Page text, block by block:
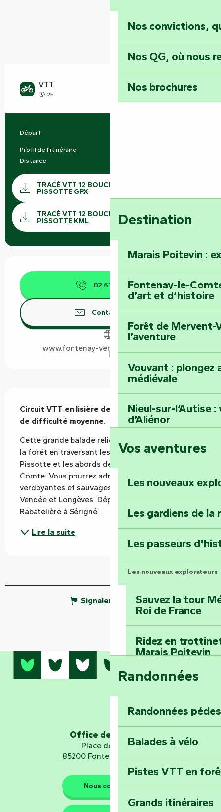
Nos convictions,
Nos QG, où nous
Nos brochures
Destination
Marais Poitevin :
Fontenay-le-
d’art et d’histoire
Forêt de Mervent-
l’aventure
Vouvant : plongez
médiévale
Nieul-sur-l’Autise
d’Aliénor
Foussais-Payré :
Faymoreau :
épopée minière
Terre d’étoiles :
Vos aventures
Les nouveaux
Les gardiens de la
Les passeurs
Les nouveaux explorateurs
Sauvez la tour
Roi de France
Ridez en
Marais Poitevin
Embarquez pour
Explorez
d’orientation «
Les gardiens de la nature
Randonnées
Randonnées
Balades à vélo
Pistes VTT en
Grands itinéraires
VTT
2h
Informations pratiques
Départ
Profil de l’itinéraire
Distance
Documentation
TRACÉ VTT 12 BOUCLE DE SÉRIGNÉ
PISSOTTE GPX
TRACÉ VTT 12 BOUCLE DE SÉRIGNÉ
PISSOTTE KML
02 51 69 44▒▒
Contactez-nous
www.fontenay-vendee-tourisme.com
Circuit VTT en lisière de la forêt de Mervent,
de difficulté moyenne.
Cette grande balade relie la plaine, vignobles et
la forêt en traversant les villages de Sérigné,
Pissotte et les abords de la ville de Fontenay-le-
Comte. Vous pourrez admirer les 2 vallées
verdoyantes et sauvages formées par les rivières
Vendée et Longèves. Départ : Rue de la
Rabatelière à Sérigné...
Lire la suite
Signaler une erreur
Office de tourisme
Place de Verdun
85200 Fontenay-le-Comte
Nous contacter